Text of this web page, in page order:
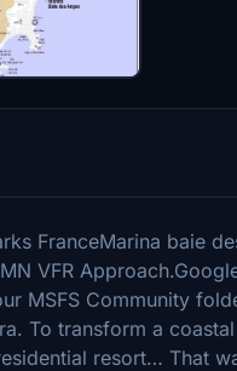
FranceMarina baie
VFR
MSFS Community
To transform a
resort… That